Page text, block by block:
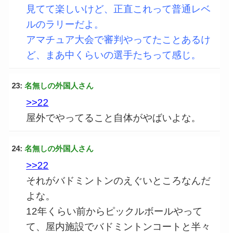
見てて楽しいけど、正直これって普通レベ
ルのラリーだよ。
アマチュア大会で審判やってたことあるけ
ど、まあ中くらいの選手たちって感じ。
23: 名無しの外国人さん
>>22
屋外でやってること自体がやばいよな。
24: 名無しの外国人さん
>>22
それがバドミントンのえぐいところなんだ
よな。
12年くらい前からピックルボールやって
て、屋内施設でバドミントンコートと半々